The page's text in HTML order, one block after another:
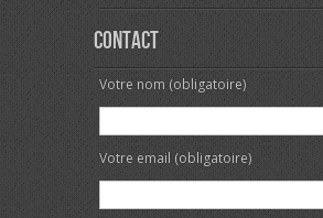
Contact
Votre nom (obligatoire)
Votre email (obligatoire)